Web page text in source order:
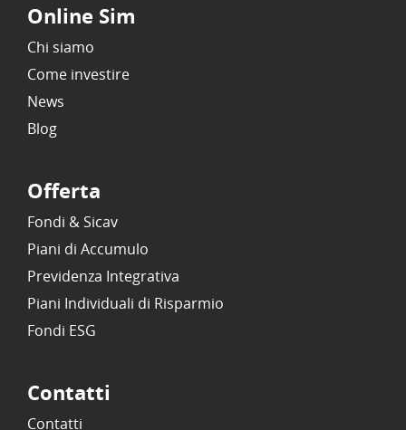
Online Sim
Chi siamo
Come investire
News
Blog
Offerta
Fondi & Sicav
Piani di Accumulo
Previdenza Integrativa
Piani Individuali di Risparmio
Fondi ESG
Contatti
Contatti